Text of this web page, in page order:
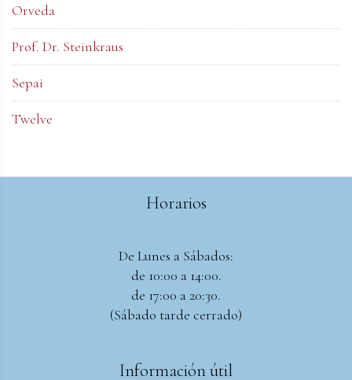
Orveda
Prof. Dr. Steinkraus
Sepai
Twelve
Horarios
De Lunes a Sábados:
de 10:00 a 14:00.
de 17:00 a 20:30.
(Sábado tarde cerrado)
Información útil